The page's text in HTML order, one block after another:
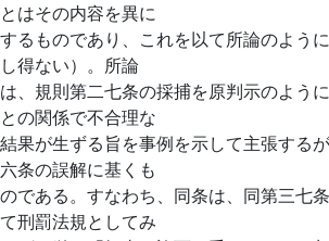
とはその内容を異に
するものであり、これを以て所論のよう
し得ない）。所論
は、規則第二七条の採捕を原判示のよう
との関係で不合理な
結果が生ずる旨を事例を示して主張する
六条の誤解に基くも
のである。すなわち、同条は、同第三七
て刑罰法規としてみ